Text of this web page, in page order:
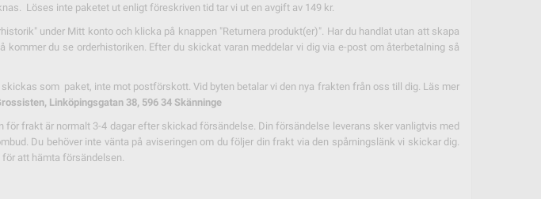
Löses inte paketet ut enligt föreskriven tid tar vi ut en avgift av 149 kr.
under Mitt konto och klicka på knappen "Returnera produkt(er)". Har du handlat utan att skapa
du se orderhistoriken. Efter du skickat varan meddelar vi dig via e-post om återbetalning så
som paket, inte mot postförskott. Vid byten betalar vi den nya frakten från oss till dig. Läs mer
Linköpingsgatan 38, 596 34 Skänninge
frakt är normalt 3-4 dagar efter skickad försändelse. Din försändelse leverans sker vanligtvis med
Du behöver inte vänta på aviseringen om du följer din frakt via den spårningslänk vi skickar dig.
att hämta försändelsen.